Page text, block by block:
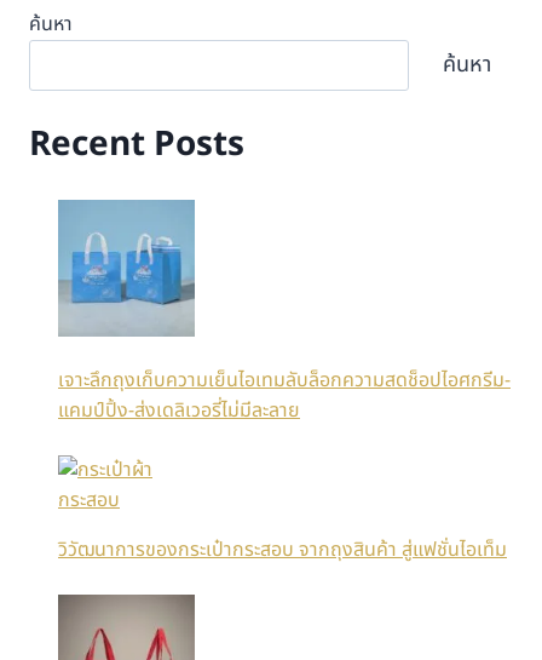
ค้นหา
ค้นหา
Recent Posts
เจาะลึกถุงเก็บความเย็นไอเทมลับล็อกความสดช็อปไอศกรีม-
แคมป์ปิ้ง-ส่งเดลิเวอรี่ไม่มีละลาย
วิวัฒนาการของกระเป๋ากระสอบ จากถุงสินค้า สู่แฟชั่นไอเท็ม